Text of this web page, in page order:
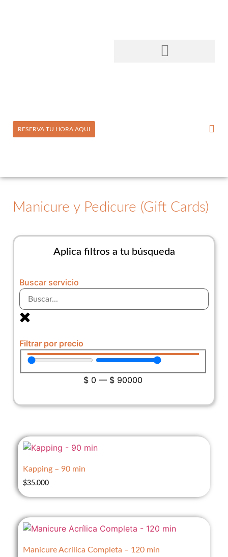
RESERVA TU HORA AQUI
Manicure y Pedicure (Gift Cards)
Aplica filtros a tu búsqueda
Buscar servicio
Filtrar por precio
$ 0— $ 90000
Kapping – 90 min
$35.000
Manicure Acrílica Completa – 120 min